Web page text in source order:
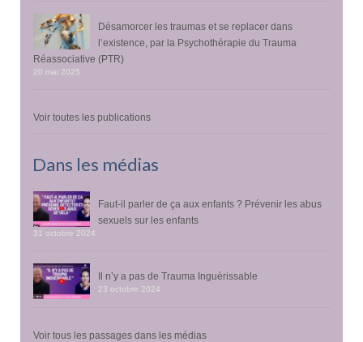
Désamorcer les traumas et se replacer dans
l’existence, par la Psychothérapie du Trauma
Réassociative (PTR)
20 mai 2025
Voir toutes les publications
Dans les médias
Faut-il parler de ça aux enfants ? Prévenir les abus
sexuels sur les enfants
31 octobre 2024
Il n’y a pas de Trauma Inguérissable
23 octobre 2024
Voir tous les passages dans les médias